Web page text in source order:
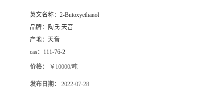
英文名称： 2-Butoxyethanol
品牌：
陶氏 天音
产地： 天音
cas： 111-76-2
价格： ￥10000/吨
发布日期： 2022-07-28